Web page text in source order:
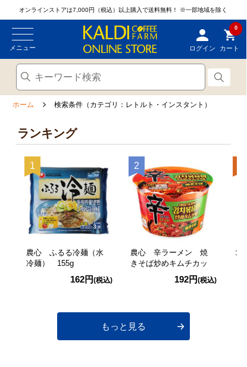
オンラインストアは7,000円（税込）以上購入で送料無料！ ※一部地域を除く
メニュー ログイン
0
カート
ホーム 検索条件（カテゴリ：レトルト・インスタント）
ランキング
農心 ふるる冷麺（水
冷麺） 155g
162円(税込)
農心 辛ラーメン 焼
きそば炒めキムチカッ
192円(税込)
コ
もっと見る